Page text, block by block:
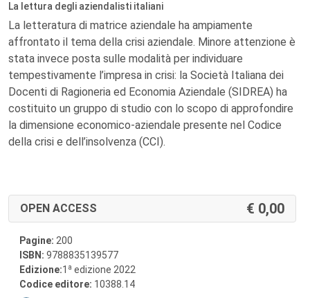
La lettura degli aziendalisti italiani
La letteratura di matrice aziendale ha ampiamente
affrontato il tema della crisi aziendale. Minore attenzione è
stata invece posta sulle modalità per individuare
tempestivamente l’impresa in crisi: la Società Italiana dei
Docenti di Ragioneria ed Economia Aziendale (SIDREA) ha
costituito un gruppo di studio con lo scopo di approfondire
la dimensione economico-aziendale presente nel Codice
della crisi e dell’insolvenza (CCI).
OPEN ACCESS 0,00
Pagine: 200
ISBN: 9788835139577
Edizione:1 a edizione 2022
Codice editore: 10388.14